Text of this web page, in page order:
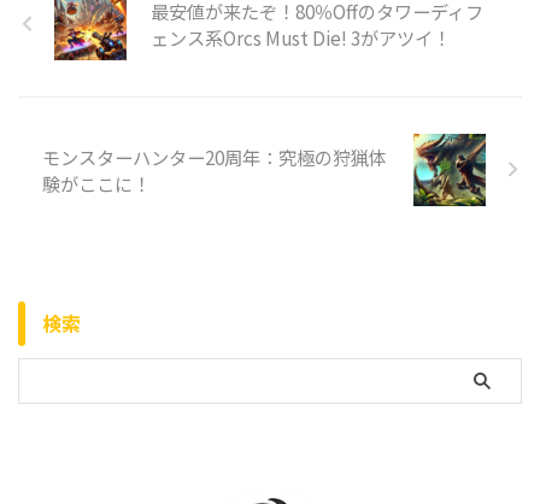
最安値が来たぞ！80％Offのタワーディフ
ェンス系Orcs Must Die! 3がアツイ！
モンスターハンター20周年：究極の狩猟体
験がここに！
検索